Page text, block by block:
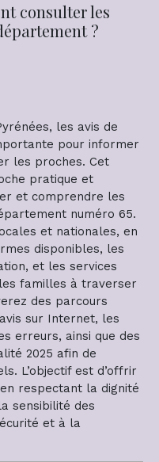
consulter les
?
les avis de
pour informer
les proches. Cet
pratique et
et comprendre les
numéro 65.
et nationales, en
disponibles, les
et les services
familles à traverser
des parcours
sur Internet, les
erreurs, ainsi que des
2025 afin de
L’objectif est d’offrir
respectant la dignité
sensibilité des
et à la